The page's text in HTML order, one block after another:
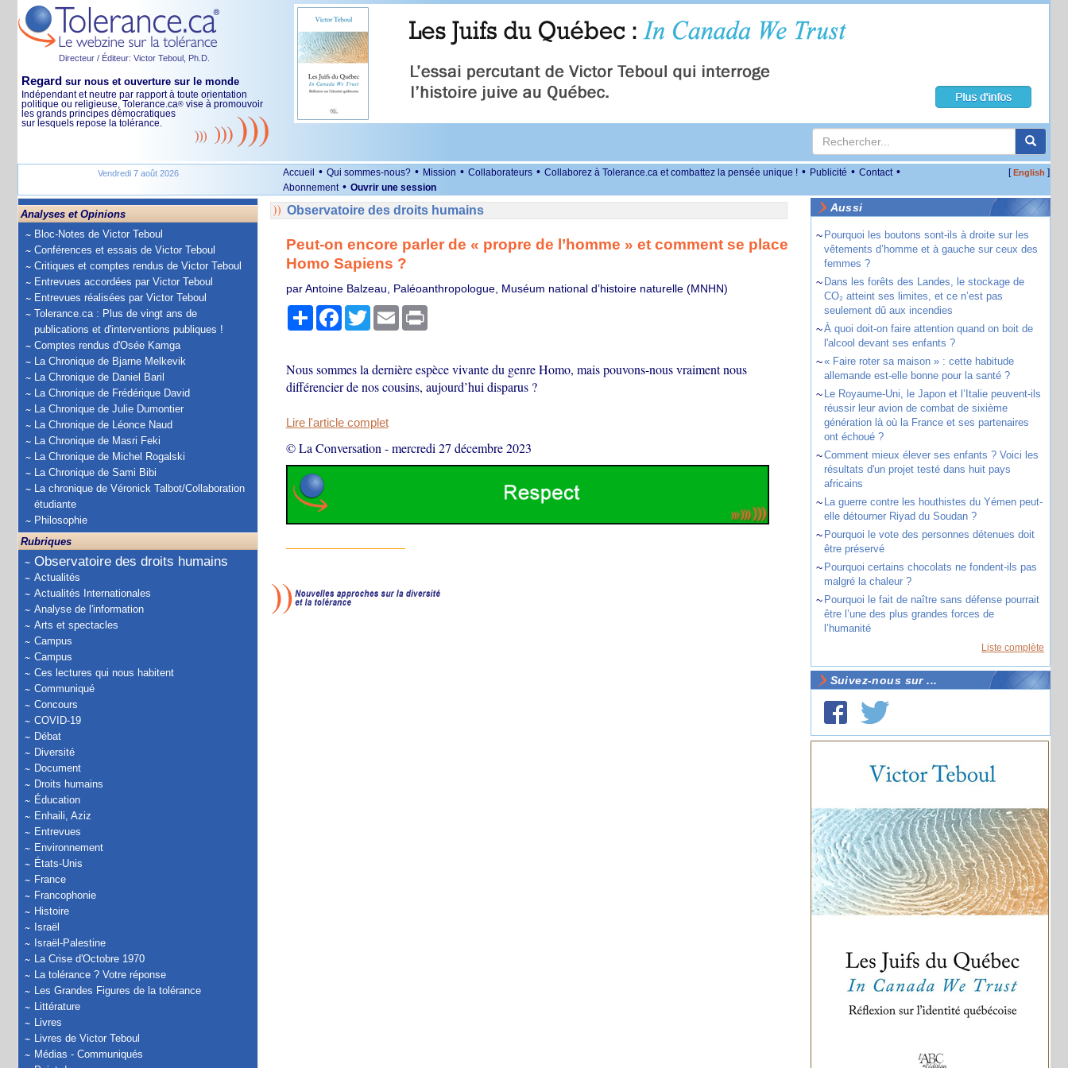
Directeur / Éditeur: Victor Teboul, Ph.D.
Regard sur nous et ouverture sur le monde
Indépendant et neutre par rapport à toute orientation
politique ou religieuse, Tolerance.ca® vise à promouvoir
les grands principes démocratiques
sur lesquels repose la tolérance.
Vendredi 7 août 2026 Accueil • Qui sommes-nous? • Mission • Collaborateurs • Collaborez à Tolerance.ca et combattez la pensée unique ! • Publicité • Contact •
Abonnement • Ouvrir une session
[English ]
Analyses et Opinions
Bloc-Notes de Victor Teboul
Conférences et essais de Victor Teboul
Critiques et comptes rendus de Victor Teboul
Entrevues accordées par Victor Teboul
Entrevues réalisées par Victor Teboul
Tolerance.ca : Plus de vingt ans de
publications et d'interventions publiques !
Comptes rendus d'Osée Kamga
La Chronique de Bjarne Melkevik
La Chronique de Daniel Baril
La Chronique de Frédérique David
La Chronique de Julie Dumontier
La Chronique de Léonce Naud
La Chronique de Masri Feki
La Chronique de Michel Rogalski
La Chronique de Sami Bibi
La chronique de Véronick Talbot/Collaboration
étudiante
Philosophie
Rubriques
Observatoire des droits humains
Actualités
Actualités Internationales
Analyse de l'information
Arts et spectacles
Campus
Campus
Ces lectures qui nous habitent
Communiqué
Concours
COVID-19
Débat
Diversité
Document
Droits humains
Éducation
Enhaili, Aziz
Entrevues
Environnement
États-Unis
France
Francophonie
Histoire
Israël
Israël-Palestine
La Crise d'Octobre 1970
La tolérance ? Votre réponse
Les Grandes Figures de la tolérance
Littérature
Livres
Livres de Victor Teboul
Médias - Communiqués
Observatoire des droits humains
Peut-on encore parler de « propre de l’homme » et comment se place
Homo Sapiens ?
par Antoine Balzeau, Paléoanthropologue, Muséum national d’histoire naturelle (MNHN)
PartagerFacebook
TwitterEmail Print
Nous sommes la dernière espèce vivante du genre Homo, mais pouvons-nous vraiment nous
différencier de nos cousins, aujourd’hui disparus ?
Lire l'article complet
© La Conversation -mercredi 27 décembre 2023
Aussi
~ Pourquoi les boutons sont-ils à droite sur les
vêtements d’homme et à gauche sur ceux des
femmes ?
~ Dans les forêts des Landes, le stockage de
CO₂ atteint ses limites, et ce n’est pas
seulement dû aux incendies
~À quoi doit-on faire attention quand on boit de
l'alcool devant ses enfants ?
~« Faire roter sa maison » : cette habitude
allemande est-elle bonne pour la santé ?
~ Le Royaume-Uni, le Japon et l’Italie peuvent-ils
réussir leur avion de combat de sixième
génération là où la France et ses partenaires
ont échoué ?
~Comment mieux élever ses enfants ? Voici les
résultats d'un projet testé dans huit pays
africains
~ La guerre contre les houthistes du Yémen peut-
elle détourner Riyad du Soudan ?
~ Pourquoi le vote des personnes détenues doit
être préservé
~ Pourquoi certains chocolats ne fondent-ils pas
malgré la chaleur ?
~ Pourquoi le fait de naître sans défense pourrait
être l’une des plus grandes forces de
l’humanité
Liste complète
Suivez-nous sur ...